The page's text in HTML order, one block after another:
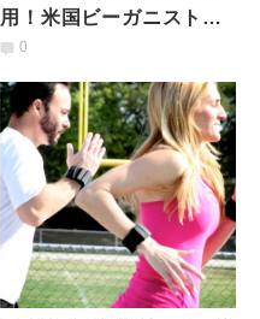
用！米国ビーガニストが
注目する「アクアファ
0